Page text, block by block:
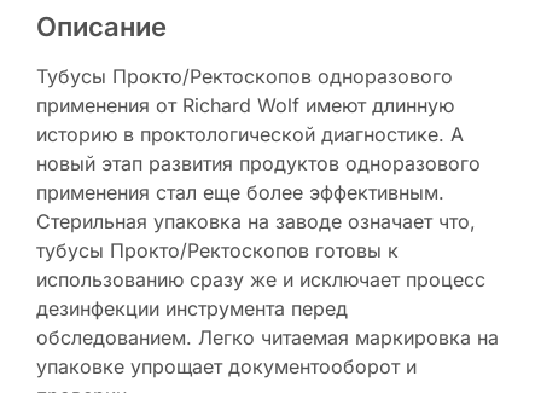
Описание
Тубусы Прокто/Ректоскопов одноразового
применения от Richard Wolf имеют длинную
историю в проктологической диагностике. А
новый этап развития продуктов одноразового
применения стал еще более эффективным.
Стерильная упаковка на заводе означает что,
тубусы Прокто/Ректоскопов готовы к
использованию сразу же и исключает процесс
дезинфекции инструмента перед
обследованием. Легко читаемая маркировка на
упаковке упрощает документооборот и